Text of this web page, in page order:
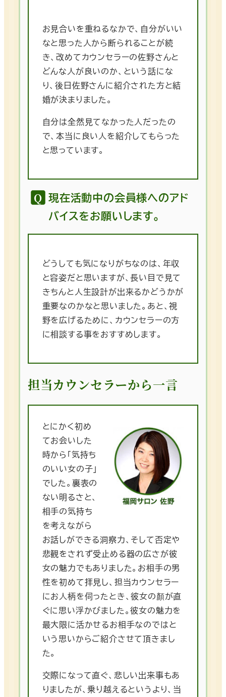
お見合いを重ねるなかで、自分がいい
なと思った人から断られることが続
き、改めてカウンセラーの佐野さんと
どんな人が良いのか、という話にな
り、後日佐野さんに紹介された方と結
婚が決まりました。
自分は全然見てなかった人だったの
で、本当に良い人を紹介してもらった
と思っています。
現在活動中の会員様へのアド
バイスをお願いします。
どうしても気になりがちなのは、年収
と容姿だと思いますが、長い目で見て
きちんと人生設計が出来るかどうかが
重要なのかなと思いました。あと、視
野を広げるために、カウンセラーの方
に相談する事をおすすめします。
担当カウンセラーから一言
とにかく初め
てお会いした
時から「気持ち
のいい女の子」
でした。裏表の
ない明るさと、
相手の気持ち
を考えながら
お話しができる洞察力、そして否定や
悲観をされず受止める器の広さが彼
女の魅力でもありました。お相手の男
性を初めて拝見し、担当カウンセラー
にお人柄を伺ったとき、彼女の顏が直
ぐに思い浮かびました。彼女の魅力を
最大限に活かせるお相手なのではと
いう思いからご紹介させて頂きまし
た。
交際になって直ぐ、悲しい出来事もあ
りましたが、乗り越えるというより、当